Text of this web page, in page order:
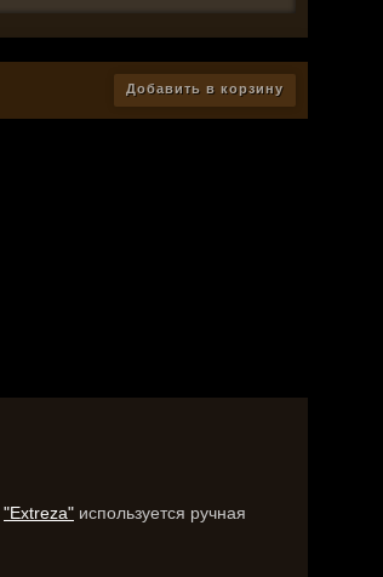
Добавить в корзину
"Extreza" используется ручная